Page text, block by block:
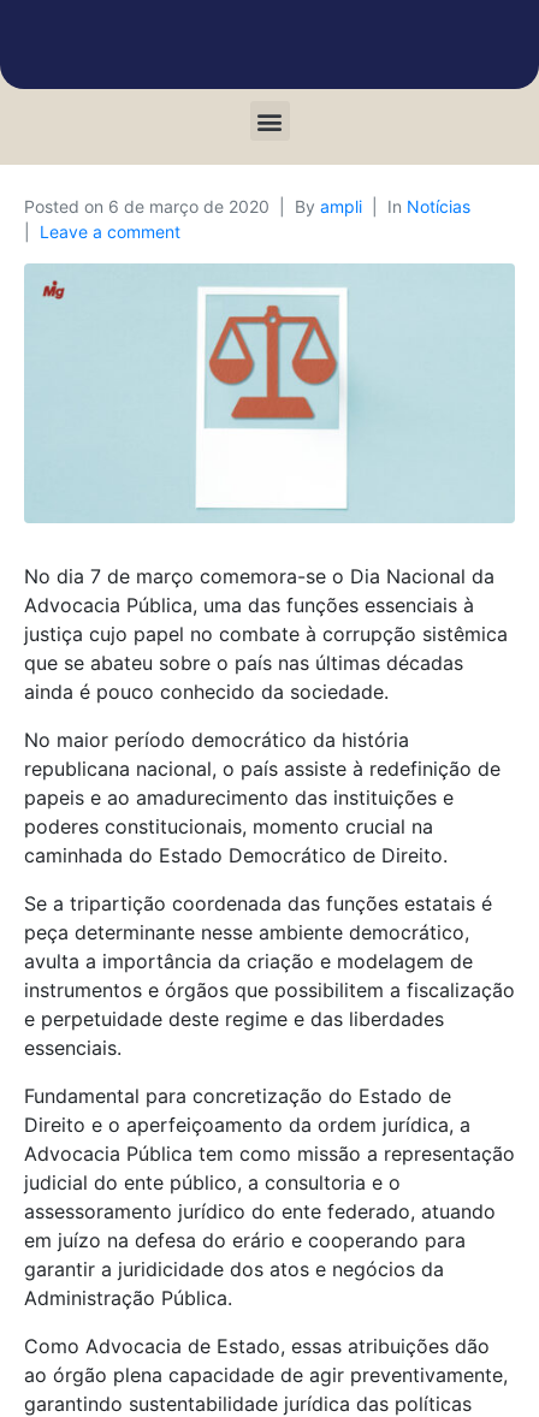
Posted on 6 de março de 2020 By ampli In Notícias
Leave a comment
No dia 7 de março comemora-se o Dia Nacional da
Advocacia Pública, uma das funções essenciais à
justiça cujo papel no combate à corrupção sistêmica
que se abateu sobre o país nas últimas décadas
ainda é pouco conhecido da sociedade.
No maior período democrático da história
republicana nacional, o país assiste à redefinição de
papeis e ao amadurecimento das instituições e
poderes constitucionais, momento crucial na
caminhada do Estado Democrático de Direito.
Se a tripartição coordenada das funções estatais é
peça determinante nesse ambiente democrático,
avulta a importância da criação e modelagem de
instrumentos e órgãos que possibilitem a fiscalização
e perpetuidade deste regime e das liberdades
essenciais.
Fundamental para concretização do Estado de
Direito e o aperfeiçoamento da ordem jurídica, a
Advocacia Pública tem como missão a representação
judicial do ente público, a consultoria e o
assessoramento jurídico do ente federado, atuando
em juízo na defesa do erário e cooperando para
garantir a juridicidade dos atos e negócios da
Administração Pública.
Como Advocacia de Estado, essas atribuições dão
ao órgão plena capacidade de agir preventivamente,
garantindo sustentabilidade jurídica das políticas